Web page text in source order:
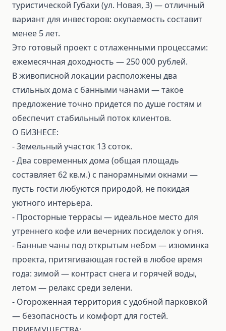
туристической Губахи (ул. Новая, 3) — отличный
вариант для инвесторов: окупаемость составит
менее 5 лет.
Это готовый проект с отлаженными процессами:
ежемесячная доходность — 250 000 рублей.
В живописной локации расположены два
стильных дома с банными чанами — такое
предложение точно придется по душе гостям и
обеспечит стабильный поток клиентов.
О БИЗНЕСЕ:
- Земельный участок 13 соток.
- Два современных дома (общая площадь
составляет 62 кв.м.) с панорамными окнами —
пусть гости любуются природой, не покидая
уютного интерьера.
- Просторные террасы — идеальное место для
утреннего кофе или вечерних посиделок у огня.
- Банные чаны под открытым небом — изюминка
проекта, притягивающая гостей в любое время
года: зимой — контраст снега и горячей воды,
летом — релакс среди зелени.
- Огороженная территория с удобной парковкой
— безопасность и комфорт для гостей.